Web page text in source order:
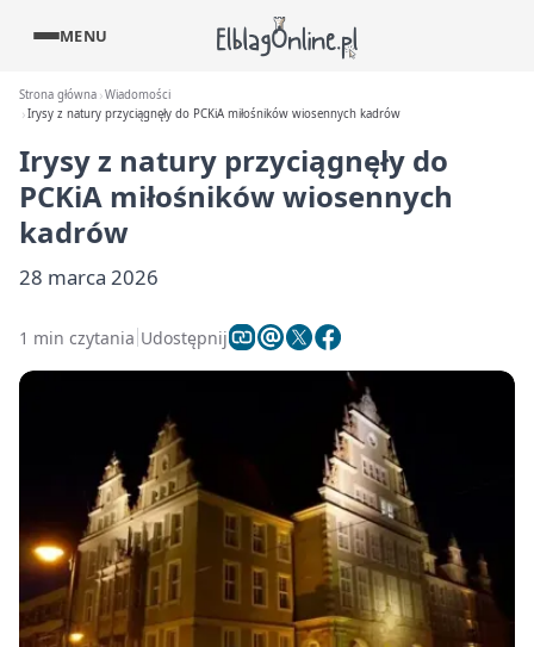
MENU
Strona główna Wiadomości
Irysy z natury przyciągnęły do PCKiA miłośników wiosennych kadrów
Irysy z natury przyciągnęły do
PCKiA miłośników wiosennych
kadrów
28 marca 2026
1 min czytania Udostępnij